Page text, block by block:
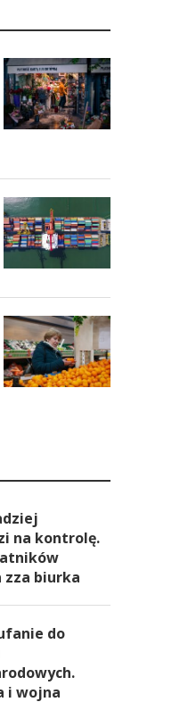
na kontrolę.
zza biurka
do
i wojna